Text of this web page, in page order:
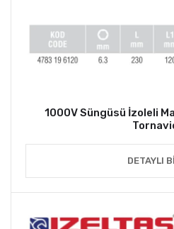
1000V Süngüsü İzoleli
DETAYLI